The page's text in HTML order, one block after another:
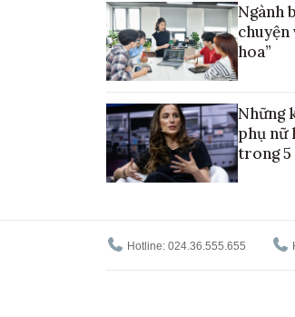
Ngành
chuyện
hoa”
Những
phụ nữ
trong 5
Hotline: 024.36.555.655